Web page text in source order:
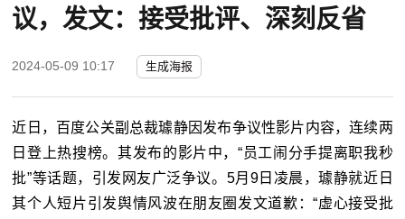
议，发文：接受批评、深刻反省
2024-05-09 10:17 生成海报
近日，百度公关副总裁璩静因发布争议性影片内容，连续两
日登上热搜榜。其发布的影片中，“员工闹分手提离职我秒
批”等话题，引发网友广泛争议。5月9日凌晨，璩静就近日
其个人短片引发舆情风波在朋友圈发文道歉：“虚心接受批